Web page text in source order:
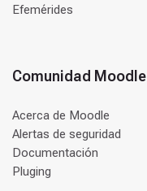
Efemérides
Comunidad Moodle
Acerca de Moodle
Alertas de seguridad
Documentación
Pluging